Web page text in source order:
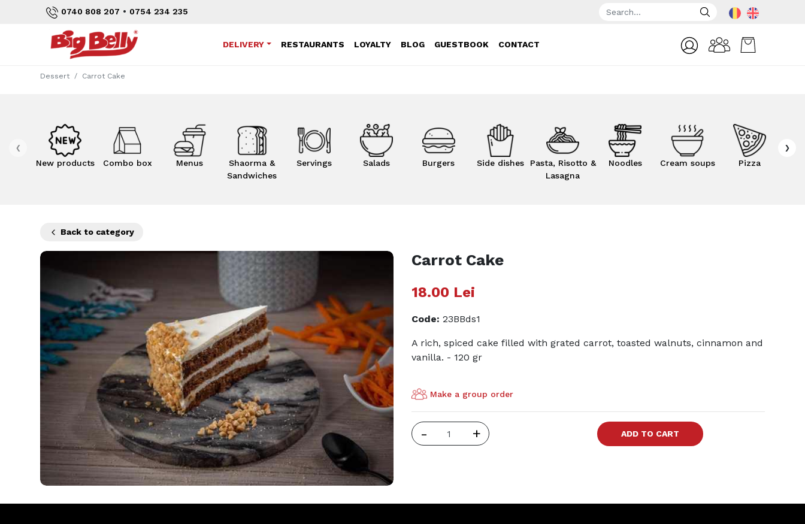
0740 808 207 • 0754 234 235
DELIVERY RESTAURANTS LOYALTY BLOG GUESTBOOK CONTACT
Dessert Carrot Cake
New products Combo box Menus
Shaorma &
Sandwiches
Servings Salads Burgers Side dishes
Pasta, Risotto &
Lasagna
Noodles Cream soups Pizza
‹ ›
Back to category
Carrot Cake
18.00 Lei
Code: 23BBds1
A rich, spiced cake filled with grated carrot, toasted walnuts, cinnamon and
vanilla. - 120 gr
Make a group order
- + ADD TO CART